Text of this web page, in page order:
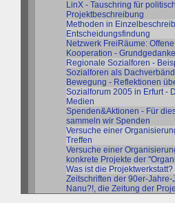
LinX - Tauschring für
Projektbeschreibung
Methoden in
Entscheidungsfindung
Netzwerk FreiRäume:
Kooperation -
Regionale Sozialforen -
Sozialforen als
Bewegung - Reflektionen
Sozialforum 2005 in Erfurt -
Medien
Spenden&Aktionen - Für
sammeln wir Spenden
Versuche einer
Treffen
Versuche einer
konkrete Projekte der
Was ist die
Zeitschriften der 90er-
Nanu?!, die Zeitung der